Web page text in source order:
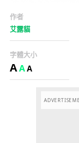
作者
艾露貓
字體大小
AAA